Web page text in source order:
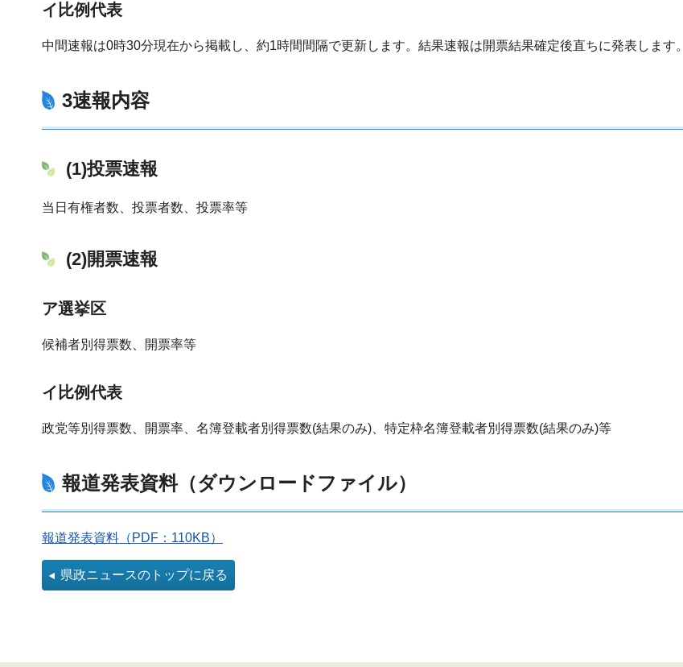
イ比例代表
中間速報は0時30分現在から掲載し、約1時間間隔で更新します。結果速報は開票結果確定後直ちに発表します。
3速報内容
(1)投票速報
当日有権者数、投票者数、投票率等
(2)開票速報
ア選挙区
候補者別得票数、開票率等
イ比例代表
政党等別得票数、開票率、名簿登載者別得票数(結果のみ)、特定枠名簿登載者別得票数(結果のみ)等
報道発表資料（ダウンロードファイル）
報道発表資料（PDF：110KB）
県政ニュースのトップに戻る